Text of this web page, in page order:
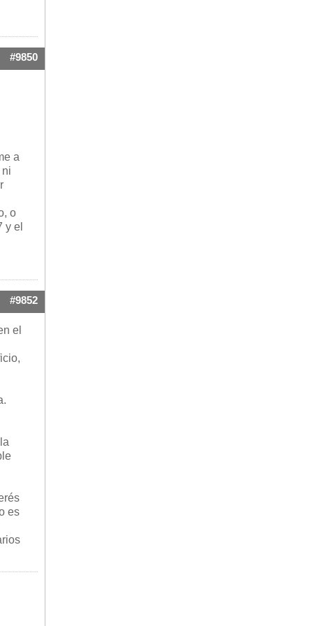
#9850
a
o
y el
#9852
el
es